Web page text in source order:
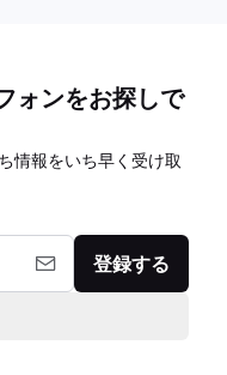
ォンをお探しで
情報をいち早く受け取
登録する